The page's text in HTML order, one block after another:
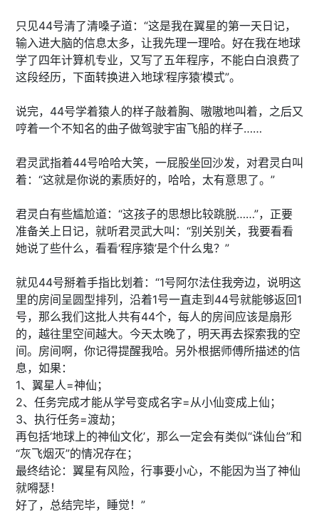
只见44号清了清嗓子道：“这是我在翼星的第一天日记，
输入进大脑的信息太多，让我先理一理哈。好在我在地球
学了四年计算机专业，又写了五年程序，不能白白浪费了
这段经历，下面转换进入地球‘程序猿’模式”。
说完，44号学着猿人的样子敲着胸、嗷嗷地叫着，之后又
哼着一个不知名的曲子做驾驶宇宙飞船的样子……
君灵武指着44号哈哈大笑，一屁股坐回沙发，对君灵白叫
着：“这就是你说的素质好的，哈哈，太有意思了。”
君灵白有些尴尬道：“这孩子的思想比较跳脱……”，正要
准备关上日记，就听君灵武大叫：“别关别关，我要看看
她说了些什么，看看‘程序猿’是个什么鬼？”
就见44号掰着手指比划着：“1号阿尔法住我旁边，说明这
里的房间呈圆型排列，沿着1号一直走到44号就能够返回1
号，那么我们这批人共有44个，每人的房间应该是扇形
的，越往里空间越大。今天太晚了，明天再去探索我的空
间。房间啊，你记得提醒我哈。另外根据师傅所描述的信
息，如果：
1、翼星人=神仙；
2、任务完成才能从学号变成名字=从小仙变成上仙；
3、执行任务=渡劫；
再包括‘地球上的神仙文化’，那么一定会有类似“诛仙台”和
“灰飞烟灭”的情况存在；
最终结论：翼星有风险，行事要小心，不能因为当了神仙
就嘚瑟！
好了，总结完毕，睡觉！”